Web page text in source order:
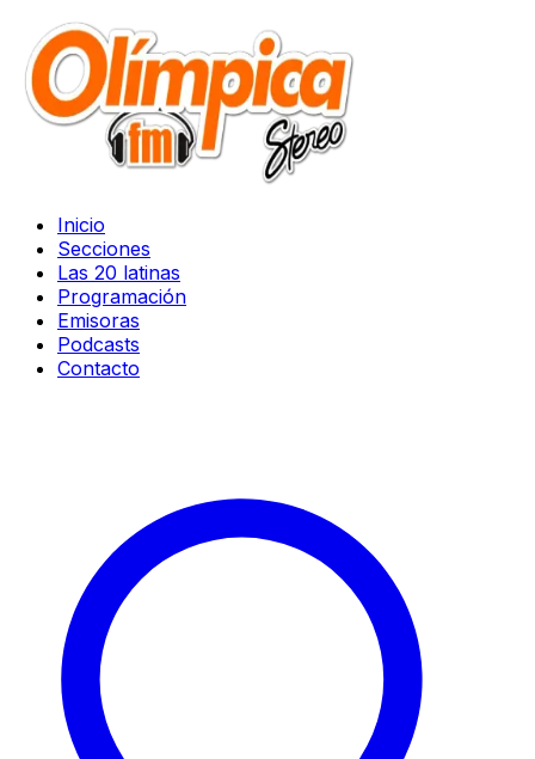
Inicio
Secciones
Las 20 latinas
Programación
Emisoras
Podcasts
Contacto